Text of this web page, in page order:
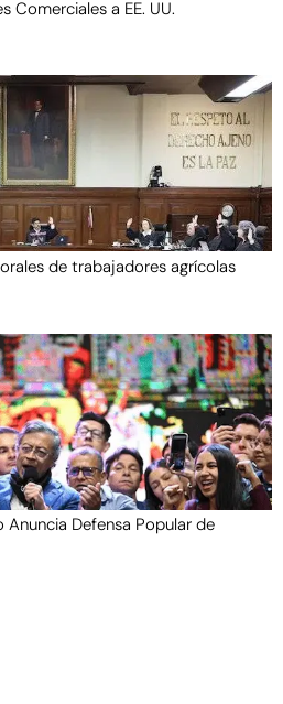
Comerciales a EE. UU.
de trabajadores agrícolas
Defensa Popular de